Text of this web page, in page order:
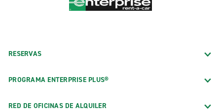
RESERVAS
PROGRAMA ENTERPRISE PLUS®
RED DE OFICINAS DE ALQUILER